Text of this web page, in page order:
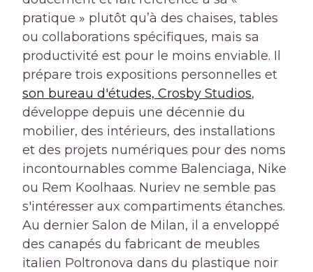
pratique » plutôt qu’à des chaises, tables
ou collaborations spécifiques, mais sa
productivité est pour le moins enviable. Il
prépare trois expositions personnelles et
son bureau d'études, Crosby Studios,
développe depuis une décennie du
mobilier, des intérieurs, des installations
et des projets numériques pour des noms
incontournables comme Balenciaga, Nike
ou Rem Koolhaas. Nuriev ne semble pas
s'intéresser aux compartiments étanches.
Au dernier Salon de Milan, il a enveloppé
des canapés du fabricant de meubles
italien Poltronova dans du plastique noir